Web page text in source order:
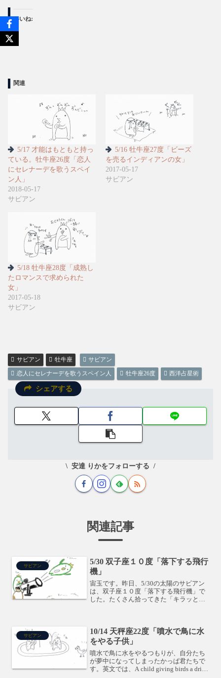
いいね:
関連
5/17 才能はもともと持っ
ている。牡牛座26度「恋人
にセレナーデを歌うスペイ
ン人」
2018-05-17
サビアン
5/16 牡牛座27度「ビーズ
を売るインディアンの女」
2017-05-17
サビアン
5/18 牡牛座28度「成熟し
たロマンスで求められた
女」
2017-05-18
サビアン
サビアン 牡牛座
サビアン
恋人にセレナーデを歌うスペイン人
牡牛座26度 西洋占星術
シェアする
安達 りかをフォローする
関連記事
サビアン
5/30 双子座１０度「落下する飛行
機」
宙玉です。昨日、5/30の太陽のサビアン
は、双子座１０度「落下する飛行機」で
した。たくさん拾ってきた「キラッと光
つ有名人→千代の富士...
サビアン
10/14 天秤座22度「噴水で鳥に水
をやる子供」
噴水で鳥に水をやるつもりが、自分たち
が夢中になってしまったかっぱ君たちで
す。英文では、A child giving birds a drink